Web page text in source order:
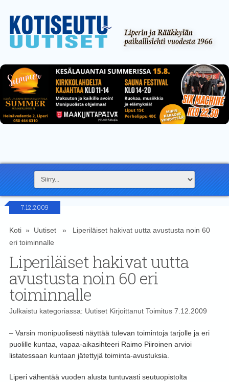
7.12.2009
Koti» Uutiset» Liperiläiset hakivat uutta avustusta noin 60
eri toiminnalle
Liperiläiset hakivat uutta
avustusta noin 60 eri
toiminnalle
Julkaistu kategoriassa: UutisetKirjoittanut Toimitus7.12.2009
– Varsin monipuolisesti näyttää tulevan toimintoja tarjolle ja eri
puolille kuntaa, vapaa-aikasihteeri Raimo Piiroinen arvioi
listatessaan kuntaan jätettyjä toiminta-avustuksia.
Liperi vähentää vuoden alusta tuntuvasti seutuopistolta